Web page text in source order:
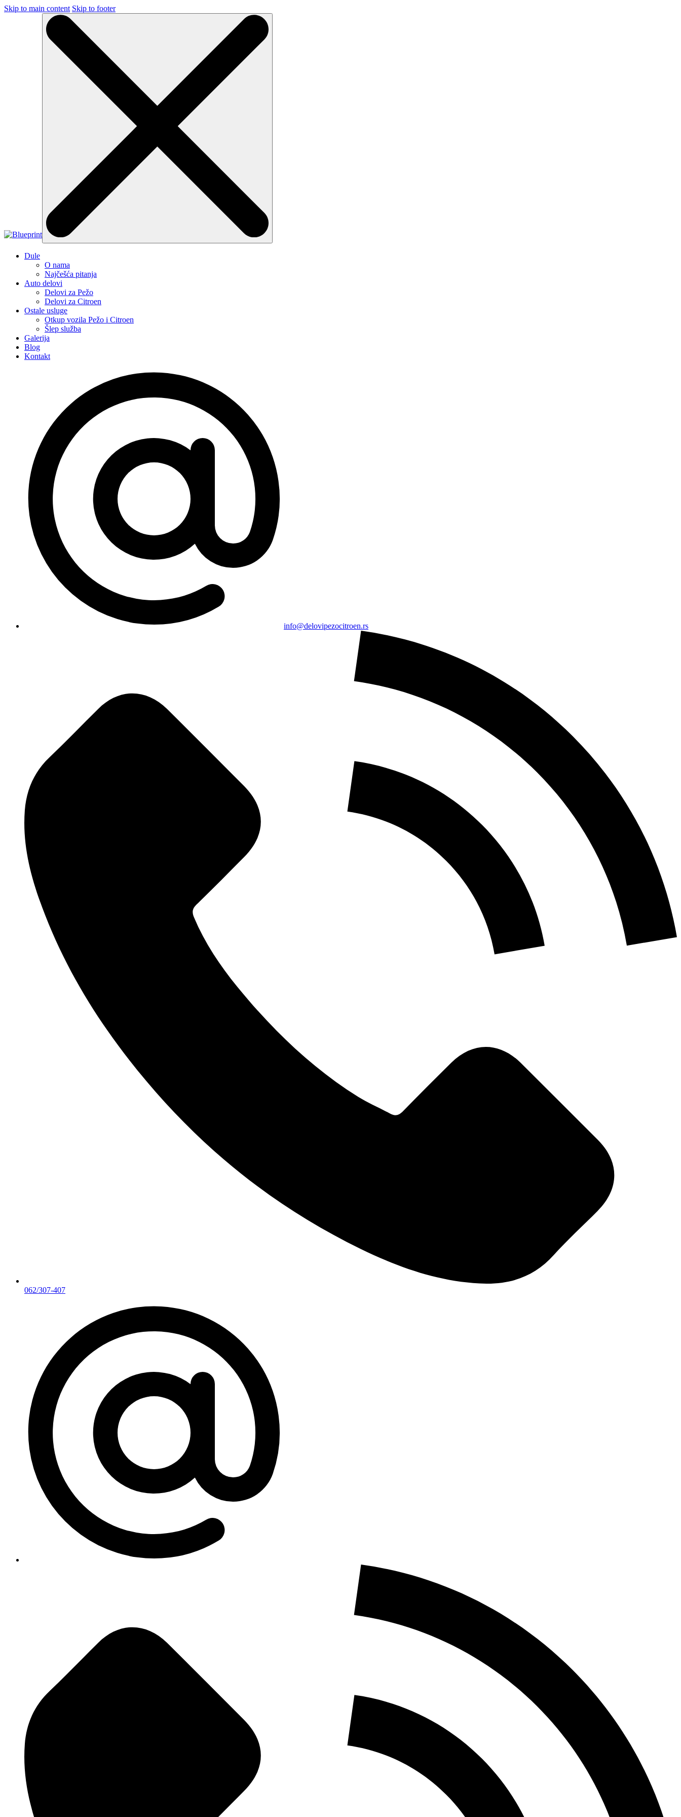
Skip to main content Skip to footer
Dule
O nama
Najčešća pitanja
Auto delovi
Delovi za Pežo
Delovi za Citroen
Ostale usluge
Otkup vozila Pežo i Citroen
Šlep služba
Galerija
Blog
Kontakt
info@delovipezocitroen.rs
062/307-407